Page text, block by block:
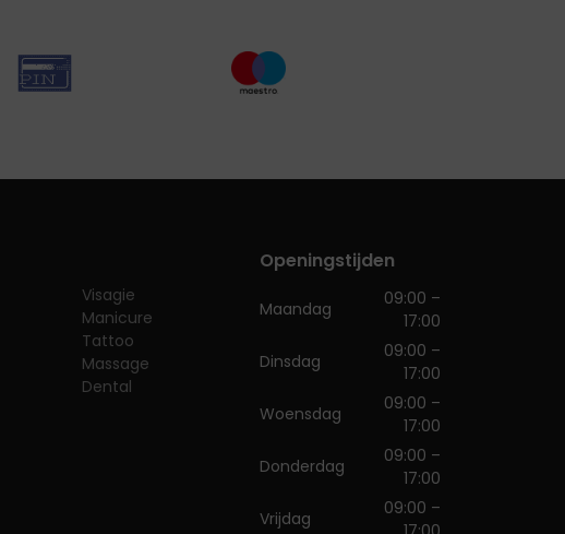
Visagie
Manicure
Tattoo
Massage
Dental
Openingstijden
Maandag
09:00 –
17:00
Dinsdag
09:00 –
17:00
Woensdag
09:00 –
17:00
Donderdag
09:00 –
17:00
Vrijdag
09:00 –